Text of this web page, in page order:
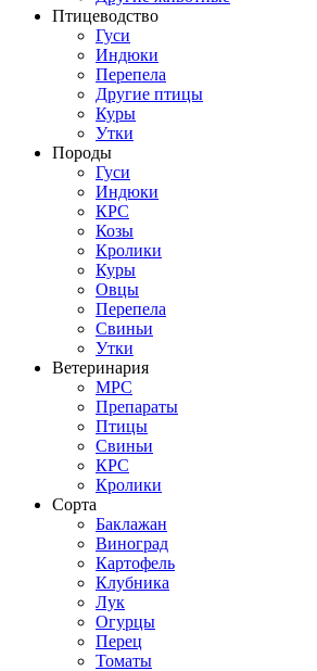
Птицеводство
Гуси
Индюки
Перепела
Другие птицы
Куры
Утки
Породы
Гуси
Индюки
КРС
Козы
Кролики
Куры
Овцы
Перепела
Свиньи
Утки
Ветеринария
МРС
Препараты
Птицы
Свиньи
КРС
Кролики
Сорта
Баклажан
Виноград
Картофель
Клубника
Лук
Огурцы
Перец
Томаты